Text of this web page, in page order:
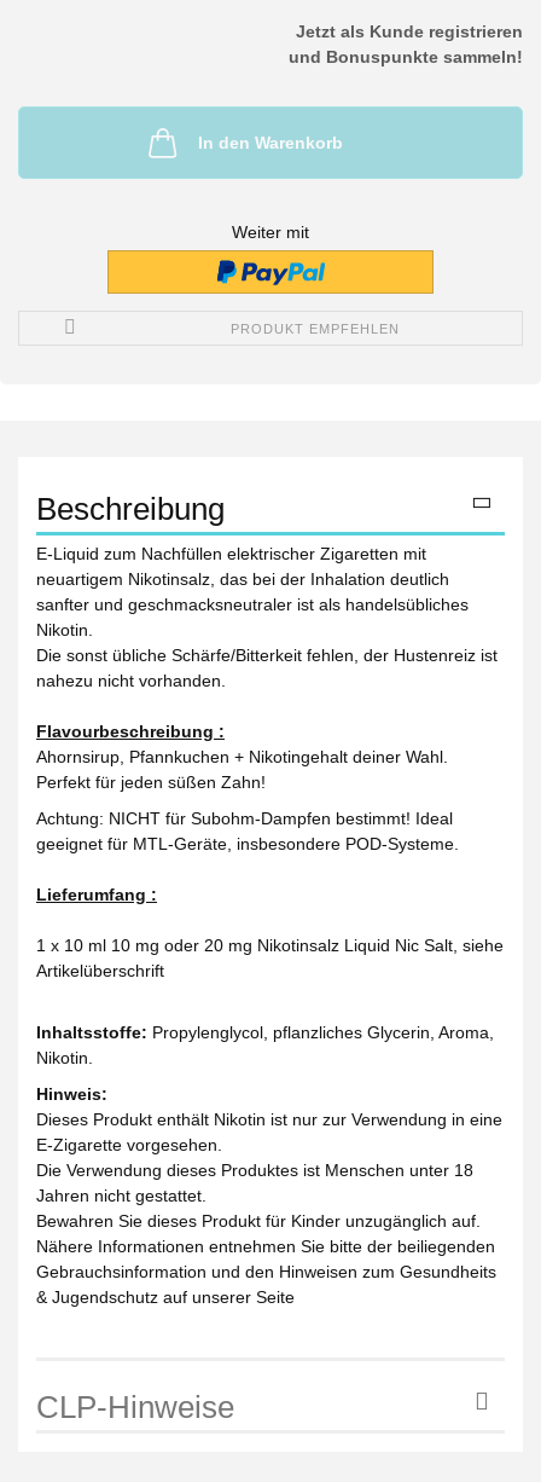
Jetzt als Kunde registrieren
und Bonuspunkte sammeln!
In den Warenkorb
Weiter mit
PRODUKT EMPFEHLEN
Beschreibung
E-Liquid zum Nachfüllen elektrischer Zigaretten mit
neuartigem Nikotinsalz, das bei der Inhalation deutlich
sanfter und geschmacksneutraler ist als handelsübliches
Nikotin.
Die sonst übliche Schärfe/Bitterkeit fehlen, der Hustenreiz ist
nahezu nicht vorhanden.
Flavourbeschreibung :
Ahornsirup, Pfannkuchen + Nikotingehalt deiner Wahl.
Perfekt für jeden süßen Zahn!
Achtung: NICHT für Subohm-Dampfen bestimmt! Ideal
geeignet für MTL-Geräte, insbesondere POD-Systeme.
Lieferumfang :
1 x 10 ml 10 mg oder 20 mg Nikotinsalz Liquid Nic Salt, siehe
Artikelüberschrift
Inhaltsstoffe: Propylenglycol, pflanzliches Glycerin, Aroma,
Nikotin.
Hinweis:
Dieses Produkt enthält Nikotin ist nur zur Verwendung in eine
E-Zigarette vorgesehen.
Die Verwendung dieses Produktes ist Menschen unter 18
Jahren nicht gestattet.
Bewahren Sie dieses Produkt für Kinder unzugänglich auf.
Nähere Informationen entnehmen Sie bitte der beiliegenden
Gebrauchsinformation und den Hinweisen zum Gesundheits
& Jugendschutz auf unserer Seite
CLP-Hinweise